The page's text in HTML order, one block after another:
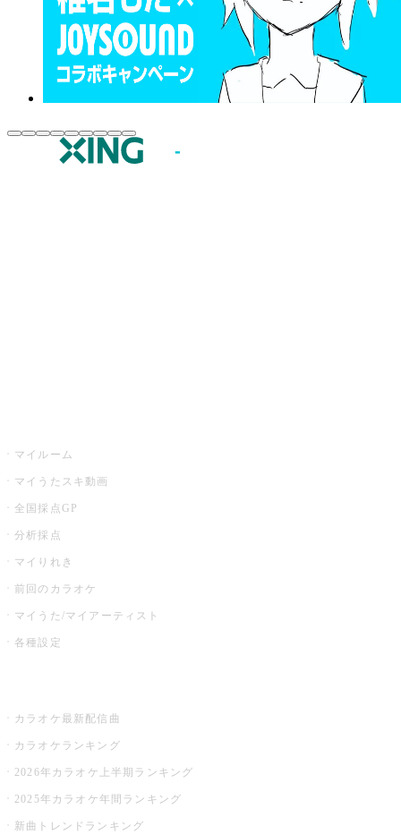
マイルーム
マイうたスキ動画
全国採点GP
分析採点
マイりれき
前回のカラオケ
マイうた/マイアーティスト
各種設定
カラオケ最新配信曲
カラオケランキング
2026年カラオケ上半期ランキング
2025年カラオケ年間ランキング
新曲トレンドランキング